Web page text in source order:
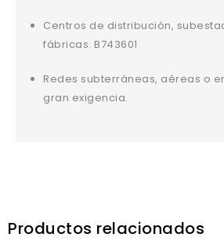
Centros de distribución,
fábricas. B743601
Redes subterráneas, aéreas o
gran exigencia.
Productos relacionados